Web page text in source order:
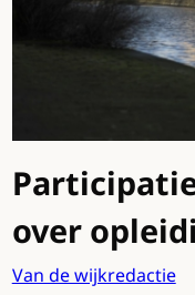
over
Van de wijkredactie